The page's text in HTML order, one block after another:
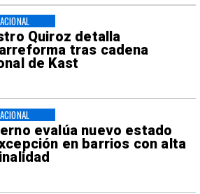
Quiroz detalla
tras cadena
de Kast
evalúa nuevo estado
en barrios con alta